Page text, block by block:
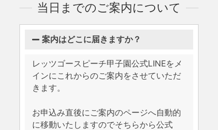
当日までのご案内について
案内はどこに届きますか？
レッツゴースピーチ甲子園公式LINEをメ
インにこれからのご案内をさせていただ
きます。
お申込み直後にご案内のページへ自動的
に移動いたしますのでそちらから公式